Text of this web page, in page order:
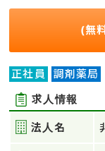
(無
正社員
調剤薬局
求人情報
法人名